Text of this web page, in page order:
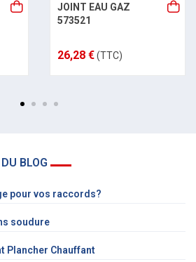
JOINT EAU GAZ
573521
26,28 €(TTC)
BLOG
pour vos raccords?
soudure
Plancher Chauffant